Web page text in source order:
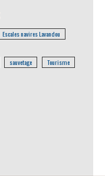
Escales navires Lavandou
sauvetage Tourisme